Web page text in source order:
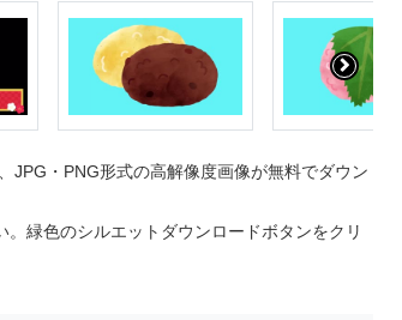
JPG・PNG形式の高解像度画像が無料でダウン
。緑色のシルエットダウンロードボタンをクリ